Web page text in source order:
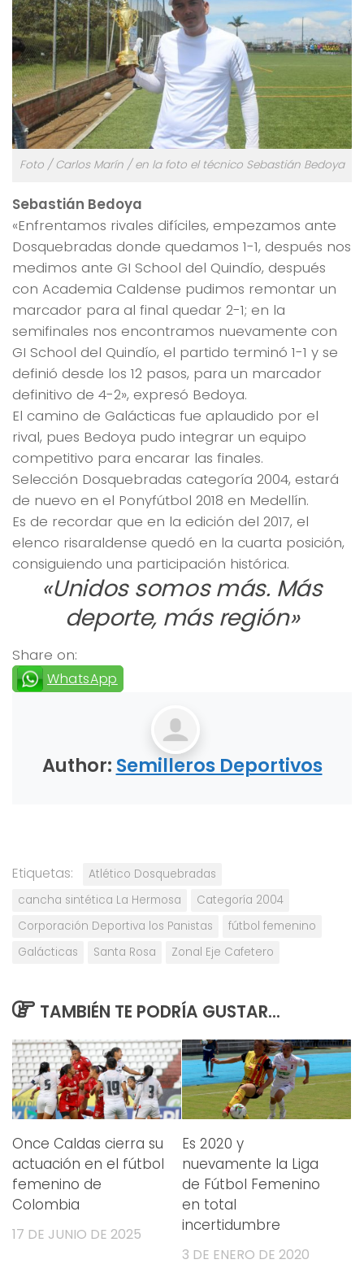
Foto / Carlos Marín / en la foto el técnico Sebastián Bedoya
Sebastián Bedoya
«Enfrentamos rivales difíciles, empezamos ante
Dosquebradas donde quedamos 1-1, después nos
medimos ante GI School del Quindío, después
con Academia Caldense pudimos remontar un
marcador para al final quedar 2-1; en la
semifinales nos encontramos nuevamente con
GI School del Quindío, el partido terminó 1-1 y se
definió desde los 12 pasos, para un marcador
definitivo de 4-2», expresó Bedoya.
El camino de Galácticas fue aplaudido por el
rival, pues Bedoya pudo integrar un equipo
competitivo para encarar las finales.
Selección Dosquebradas categoría 2004, estará
de nuevo en el Ponyfútbol 2018 en Medellín.
Es de recordar que en la edición del 2017, el
elenco risaraldense quedó en la cuarta posición,
consiguiendo una participación histórica.
«Unidos somos más. Más
deporte, más región»
Share on:
WhatsApp
Author: Semilleros Deportivos
Etiquetas:
Atlético Dosquebradas
cancha sintética La Hermosa
Categoría 2004
Corporación Deportiva los Panistas
fútbol femenino
Galácticas
Santa Rosa Zonal Eje Cafetero
TAMBIÉN TE PODRÍA GUSTAR...
Once Caldas cierra su
actuación en el fútbol
femenino de
Colombia
17 DE JUNIO DE 2025
Es 2020 y
nuevamente la Liga
de Fútbol Femenino
en total
incertidumbre
3 DE ENERO DE 2020